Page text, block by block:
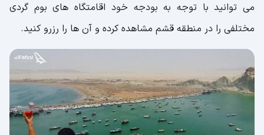
می توانید با توجه به بودجه خود اقامتگاه های بوم گردی
مختلفی را در منطقه قشم مشاهده کرده و آن ها را رزرو کنید.